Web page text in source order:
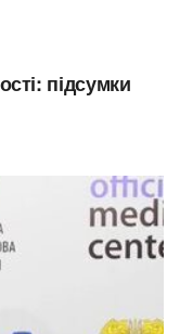
підсумки